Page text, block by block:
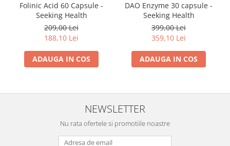
Folinic Acid 60 Capsule -
Seeking Health
209,00 Lei
188,10 Lei
ADAUGA IN COS
DAO Enzyme 30 capsule -
Seeking Health
399,00 Lei
359,10 Lei
ADAUGA IN COS
NEWSLETTER
Nu rata ofertele si promotiile noastre